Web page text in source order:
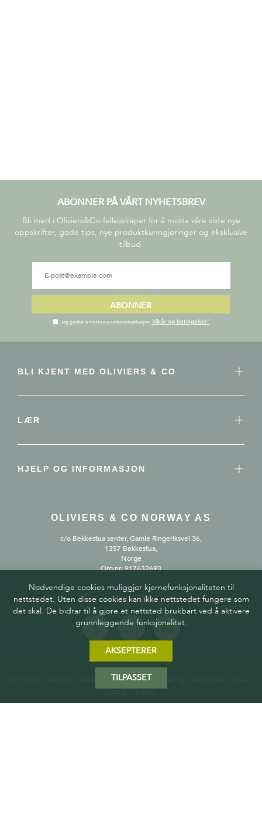
ABONNER PÅ VÅRT NYHETSBREV
Bli med i Oliviers&Co-fellesskapet for å motta våre siste nye
oppskrifter, gode tips, nye produktkunngjøringer og eksklusive
tilbud.
ABONNER
Jeg godtar å motta e-postkommunikasjon. Vilkår og betingelser"
BLI KJENT MED OLIVIERS & CO
LÆR
HJELP OG INFORMASJON
OLIVIERS & CO NORWAY AS
c/o Bekkestua senter, Gamle Ringeriksvei 36,
1357 Bekkestua,
Norge
Org.nr: 917632693
FØLG OSS
© 2025 Oliviers&Co. Med enerett.Personvernerklæring
Laget avCalliweb.
Nødvendige cookies muliggjør kjernefunksjonaliteten til
nettstedet. Uten disse cookies kan ikke nettstedet fungere som
det skal. De bidrar til å gjøre et nettsted brukbart ved å aktivere
grunnleggende funksjonalitet.
AKSEPTERER
TILPASSET